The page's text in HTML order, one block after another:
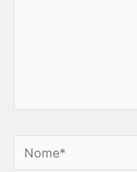
Nome*